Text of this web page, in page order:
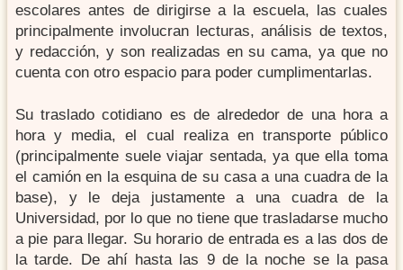
escolares antes de dirigirse a la escuela, las cuales
principalmente involucran lecturas, análisis de textos,
y redacción, y son realizadas en su cama, ya que no
cuenta con otro espacio para poder cumplimentarlas.
Su traslado cotidiano es de alrededor de una hora a
hora y media, el cual realiza en transporte público
(principalmente suele viajar sentada, ya que ella toma
el camión en la esquina de su casa a una cuadra de la
base), y le deja justamente a una cuadra de la
Universidad, por lo que no tiene que trasladarse mucho
a pie para llegar. Su horario de entrada es a las dos de
la tarde. De ahí hasta las 9 de la noche se la pasa